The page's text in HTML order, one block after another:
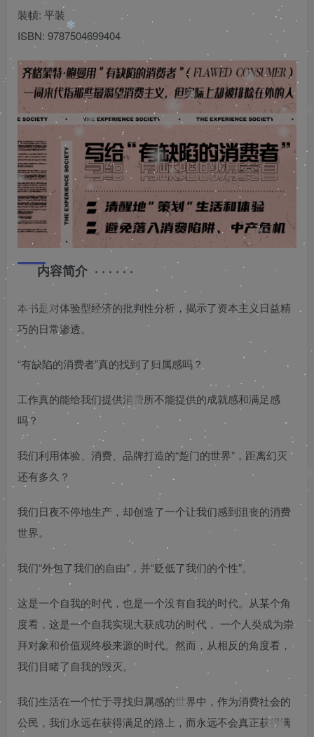
装帧: 平装
ISBN: 9787504699404
内容简介 · · · · · ·
本书是对体验型经济的批判性分析，揭示了资本主义日益精
巧的日常渗透。
“有缺陷的消费者”真的找到了归属感吗？
工作真的能给我们提供消费所不能提供的成就感和满足感
吗？
我们利用体验、消费、品牌打造的“楚门的世界”，距离幻灭
还有多久？
我们日夜不停地生产，却创造了一个让我们感到沮丧的消费
世界。
我们“外包了我们的自由”，并“贬低了我们的个性”。
这是一个自我的时代，也是一个没有自我的时代。从某个角
度看，这是一个自我实现大获成功的时代， 一个人类成为崇
拜对象和价值观终极来源的时代。然而，从相反的角度看，
我们目睹了自我的毁灭。
我们生活在一个忙于寻找归属感的世界中，作为消费社会的
公民，我们永远在获得满足的路上，而永远不会真正获得满
❄
❄
❄
❄